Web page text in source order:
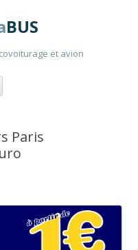
BUS
et avion
Aller
contenu
Paris